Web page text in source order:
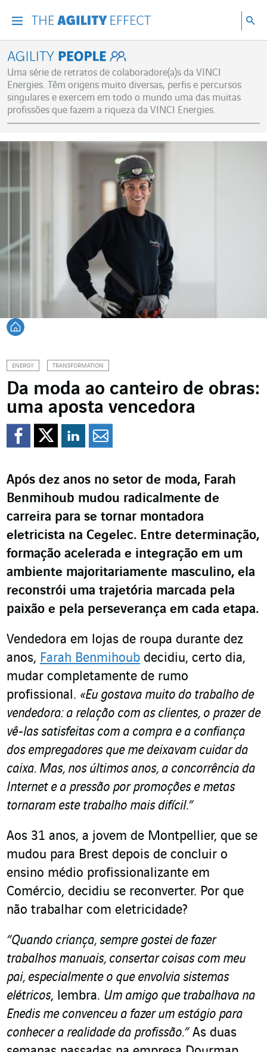
Agility People
Uma série de retratos de colaboradore(a)s da VINCI
Energies. Têm origens muito diversas, perfis e percursos
singulares e exercem em todo o mundo uma das muitas
profissões que fazem a riqueza da VINCI Energies.
Voltar à página inicial
ENERGY TRANSFORMATION
Da moda ao canteiro de obras:
uma aposta vencedora
Compartilhar no
Compartilhar no
Compartilhar no
Após dez anos no setor de moda, Farah
Benmihoub mudou radicalmente de
carreira para se tornar montadora
eletricista na Cegelec. Entre determinação,
formação acelerada e integração em um
ambiente majoritariamente masculino, ela
reconstrói uma trajetória marcada pela
paixão e pela perseverança em cada etapa.
Vendedora em lojas de roupa durante dez
anos, Farah Benmihoub decidiu, certo dia,
mudar completamente de rumo
profissional. «Eu gostava muito do trabalho de
vendedora: a relação com as clientes, o prazer de
vê-las satisfeitas com a compra e a confiança
dos empregadores que me deixavam cuidar da
caixa. Mas, nos últimos anos, a concorrência da
Internet e a pressão por promoções e metas
tornaram este trabalho mais difícil.”
Aos 31 anos, a jovem de Montpellier, que se
mudou para Brest depois de concluir o
ensino médio profissionalizante em
Comércio, decidiu se reconverter. Por que
não trabalhar com eletricidade?
“Quando criança, sempre gostei de fazer
trabalhos manuais, consertar coisas com meu
pai, especialmente o que envolvia sistemas
elétricos, lembra. Um amigo que trabalhava na
Enedis me convenceu a fazer um estágio para
conhecer a realidade da profissão.”As duas